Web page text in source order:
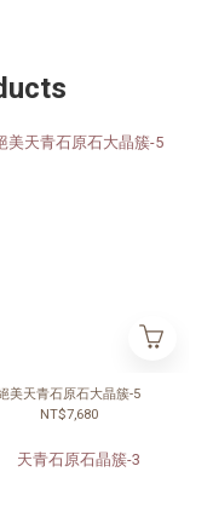
美天青石原石大晶簇-5
NT$7,680